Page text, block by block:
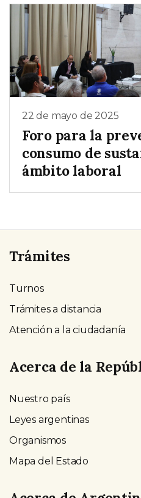
22 de mayo de 2025
Foro para la
consumo de
ámbito laboral
Trámites
Turnos
Trámites a distancia
Atención a la ciudadanía
Acerca de la
Nuestro país
Leyes argentinas
Organismos
Mapa del Estado